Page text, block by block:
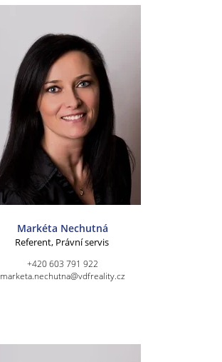
Markéta Nechutná
Referent, Právní servis
+420 603 791 922
marketa.nechutna@vdfreality.cz